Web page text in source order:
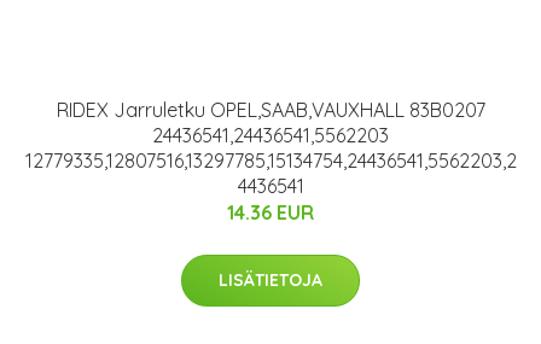
RIDEX Jarruletku OPEL,SAAB,VAUXHALL 83B0207
24436541,24436541,5562203
12779335,12807516,13297785,15134754,24436541,5562203,2
4436541
14.36 EUR
LISÄTIETOJA